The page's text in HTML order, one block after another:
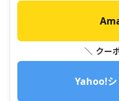
＼ クー
Yahoo!シ